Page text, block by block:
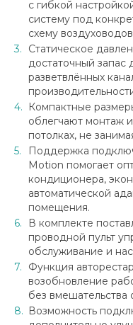
с гибкой
систему под
схему
Статическое
достаточный
разветвлённых
Компактные
облегчают монтаж
потолках, не
Поддержка
Motion помогает
кондиционера,
автоматической
помещения.
В комплекте
проводной пульт
обслуживание и
Функция
возобновление
без вмешательства
Возможность